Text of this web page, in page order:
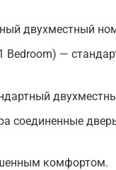
двухместный
Bedroom) —
соединенные
комфортом.